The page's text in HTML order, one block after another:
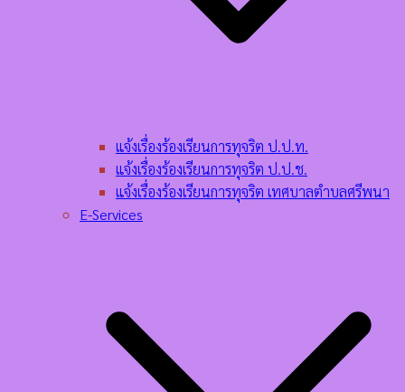
แจ้งเรื่องร้องเรียนการทุจริต ป.ป.ท.
แจ้งเรื่องร้องเรียนการทุจริต ป.ป.ช.
แจ้งเรื่องร้องเรียนการทุจริต เทศบาลตำบลศรีพนา
E-Services